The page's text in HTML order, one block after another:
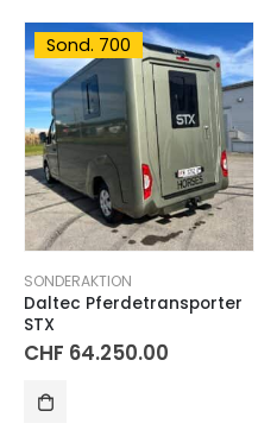
Sond. 700
SONDERAKTION
Daltec Pferdetransporter
STX
CHF 64.250.00